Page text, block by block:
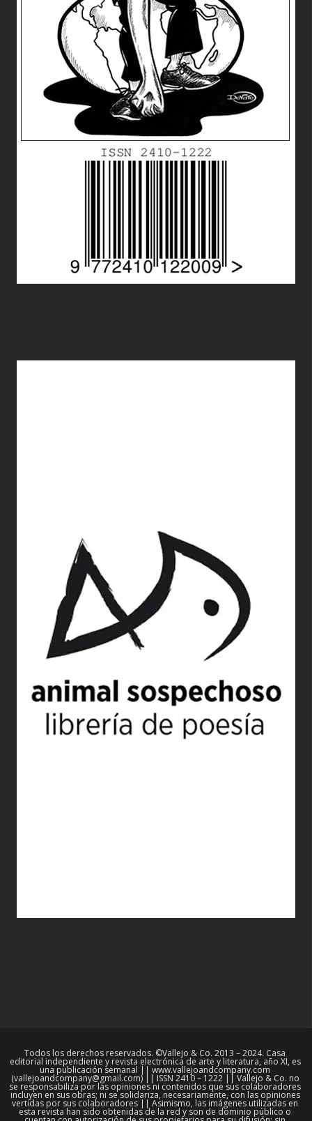
Todos los derechos reservados. ©Vallejo & Co. 2013 – 2024. Casa
editorial independiente y revista electrónica de arte y literatura, año XI, es
una publicación semanal || www.vallejoandcompany.com
(vallejoandcompany@gmail.com) || ISSN 2410 – 1222 || Vallejo & Co. no
se responsabiliza por las opiniones ni contenidos que sus colaboradores
incluyen en sus obras; ni se solidariza, necesariamente, con las opiniones
vertidas por sus colaboradores || Asimismo, las imágenes utilizadas en
esta revista han sido obtenidas de la red y son de dominio público o